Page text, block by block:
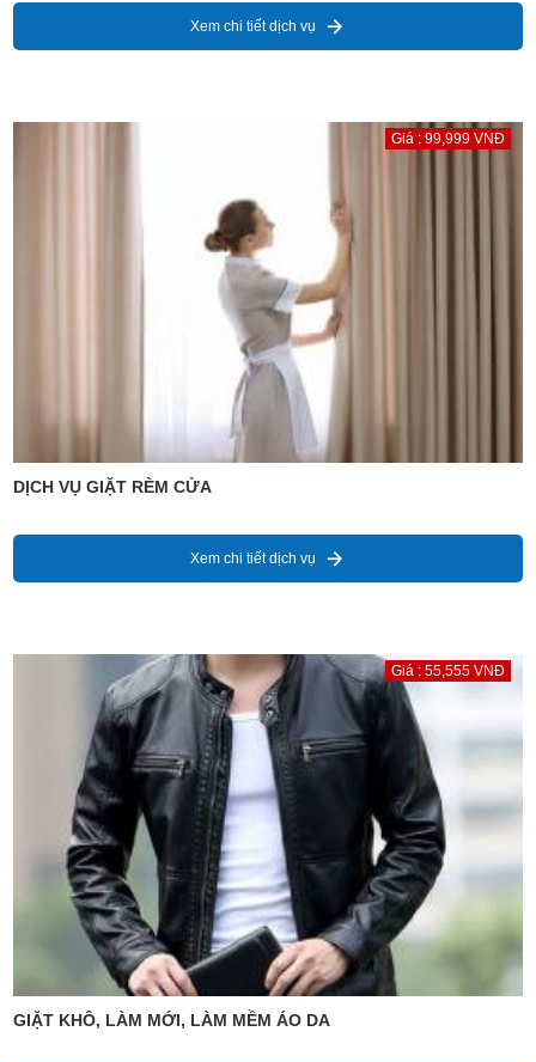
Xem chi tiết dịch vụ
Giá : 99,999 VNĐ
DỊCH VỤ GIẶT RÈM CỬA
Xem chi tiết dịch vụ
Giá : 55,555 VNĐ
GIẶT KHÔ, LÀM MỚI, LÀM MỀM ÁO DA